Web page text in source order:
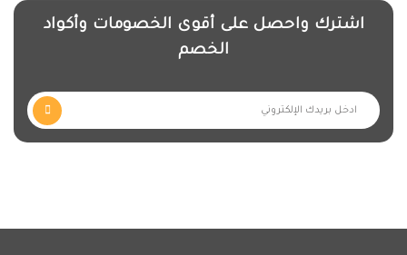
اشترك واحصل على أقوى الخصومات وأكواد
الخصم